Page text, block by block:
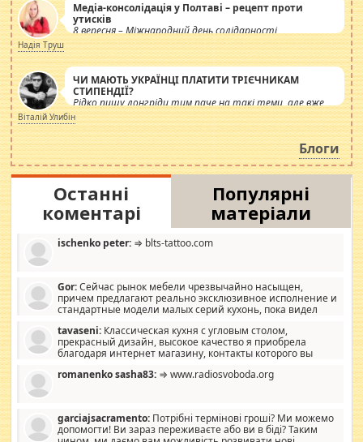
Медіа-консолідація у Полтаві – рецепт проти
утисків
8 вересня – Міжнародний день солідарності
журналістів.
Надія Труш
ЧИ МАЮТЬ УКРАЇНЦІ ПЛАТИТИ ТРІЄЧНИКАМ
СТИПЕНДІЇ?
Рідко пишу лонгріди тим паче на такі теми, але вже
просто дістало! Обурюють сьогоднішні інсенуації
навколо стипендіального питання. Штучно
роздувається ще одна соціальна катастрофа.
Віталій Улибін
Блоги
Останні
коментарі
Популярні
матеріали
ischenko peter: ⇒ blts-tattoo.com
Gor:Сейчас рынок мебели чрезвычайно насыщен,
причем предлагают реально эксклюзивное исполнение и
стандартные модели малых серий кухонь, пока видел
стандартные формы, в MebelOk, креативненько и что главное -
со вкусом все в порядке, без ненужных наворотов удорожающих
мебель, а это не последний фактор.
tavaseni: Классическая кухня с угловым столом,
прекрасный дизайн, высокое качество я приобрела
благодаря интернет магазину, контакты которого вы
romanenko sasha83: ⇒ www.radiosvoboda.org
garciajsacramento: Потрібні термінові гроші? Ми можемо
допомогти! Ви зараз переживаєте або ви в біді? Таким